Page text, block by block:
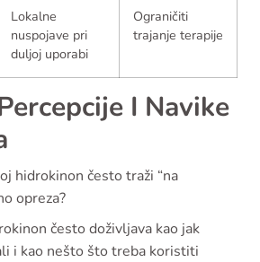
Lokalne
nuspojave pri
duljoj uporabi
Ograničiti
trajanje terapije
I Navike
hidrokinon često traži “na
opreza?
često doživljava kao jak
i kao nešto što treba koristiti